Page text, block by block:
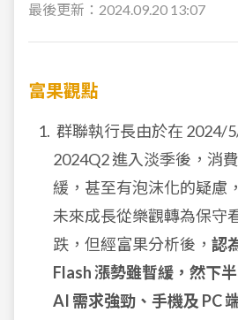
最後更新： 2024.09.20 13:07
富果觀點
群聯執行長由於在 2024/
2024Q2 進入淡季後，消
緩，甚至有泡沫化的疑慮
未來成長從樂觀轉為保守
跌，但經富果分析後， 認
Flash 漲勢雖暫緩，然下
AI 需求強勁、手機及 PC